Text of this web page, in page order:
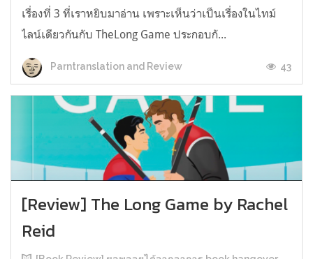
เรื่องที่ 3 ที่เราหยิบมาอ่าน เพราะเห็นว่าเป็นเรื่องในไทม์
ไลน์เดียวกันกับ TheLong Game ประกอบกั...
Parntranslation and Review 43
[Review] The Long Game by Rachel
Reid